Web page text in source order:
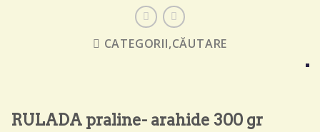
CATEGORII,CĂUTARE
RULADA praline- arahide 300 gr